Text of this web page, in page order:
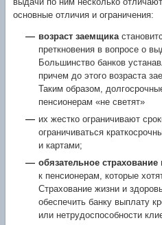
выдачи по ним несколько
основные отличия и ограничения:
возраст заемщика
преткновения в вопросе о
Большинство банков
причем до этого возраста
Таким образом,
пенсионерам «не светят»
их жестко ограничивают
ограничиваться
и картами;
обязательное страхование
к пенсионерам, которые
Страхование жизни и
обеспечить банку выплату
или нетрудоспособности